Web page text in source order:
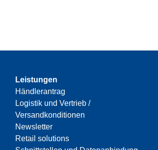
Leistungen
Händlerantrag
Logistik und Vertrieb /
Versandkonditionen
Newsletter
Retail solutions